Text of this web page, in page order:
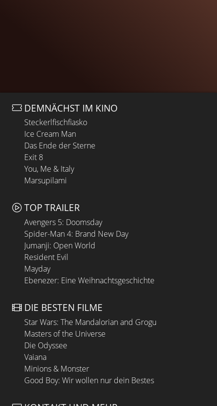
DEMNÄCHST IM KINO
Steckerlfischfiasko
Ice Cream Man
Das Ende der Sterne
Exit 8
You, Me & Italy
Marsupilami
TOP TRAILER
Avengers 5: Doomsday
Spider-Man 4: Brand New Day
Jumanji: Open World
Resident Evil
Mayday
Ebenezer: Eine Weihnachtsgeschichte
DIE BESTEN FILME
Star Wars: The Mandalorian and Grogu
Masters of the Universe
Die Odyssee
Vaiana
Minions & Monster
Good Boy: Wir wollen nur dein Bestes